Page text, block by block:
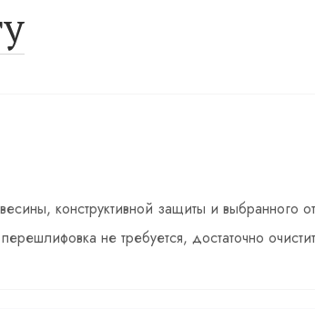
конструктивной защиты и выбранного
не требуется, достаточно